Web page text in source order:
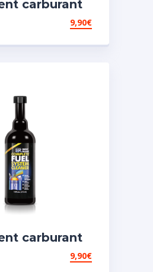
carburant
9,90€
carburant
9,90€